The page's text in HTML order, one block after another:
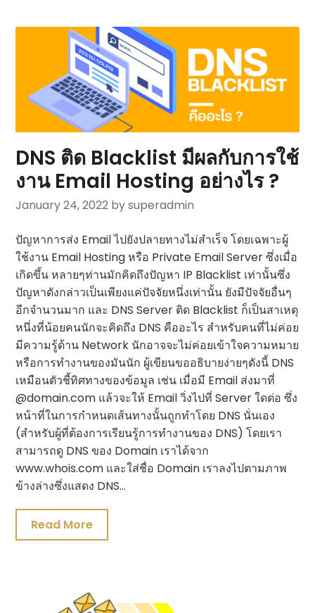
DNS ติด Blacklist มีผลกับการใช้
งาน Email Hosting อย่างไร ?
January 24, 2022 by superadmin
ปัญหาการส่ง Email ไปยังปลายทางไม่สำเร็จ โดยเฉพาะผู้
ใช้งาน Email Hosting หรือ Private Email Server ซึ่งเมื่อ
เกิดขึ้น หลายๆท่านมักคิดถึงปัญหา IP Blacklist เท่านั้นซึ่ง
ปัญหาดังกล่าวเป็นเพียงแค่ปัจจัยหนึ่งเท่านั้น ยังมีปัจจัยอื่นๆ
อีกจำนวนมาก และ DNS Server ติด Blacklist ก็เป็นสาเหตุ
หนึ่งที่น้อยคนนักจะคิดถึง DNS คืออะไร สำหรับคนที่ไม่ค่อย
มีความรู้ด้าน Network นักอาจจะไม่ค่อยเข้าใจความหมาย
หรือการทำงานของมันนัก ผู้เขียนขออธิบายง่ายๆดังนี้ DNS
เหมือนตัวชี้ทิศทางของข้อมูล เช่น เมื่อมี Email ส่งมาที่
@domain.com แล้วจะให้ Email วิ่งไปที่ Server ใดต่อ ซึ่ง
หน้าที่ในการกำหนดเส้นทางนั้นถูกทำโดย DNS นั่นเอง
(สำหรับผู้ที่ต้องการเรียนรู้การทำงานของ DNS) โดยเรา
สามารถดู DNS ของ Domain เราได้จาก
www.whois.com และใส่ชื่อ Domain เราลงไปตามภาพ
ข้างล่างซึ่งแสดง DNS…
Read More